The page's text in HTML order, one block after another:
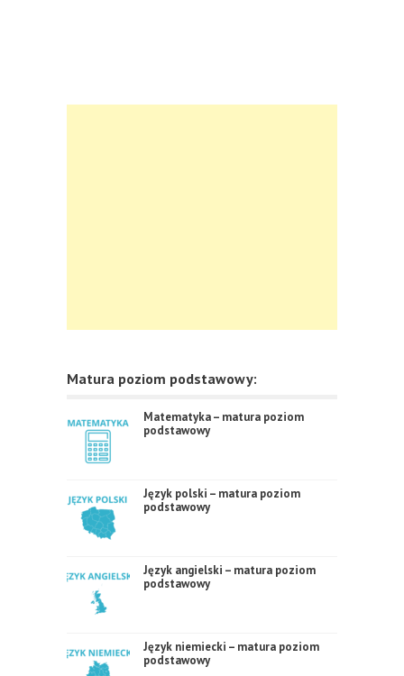
Matura poziom podstawowy:
Matematyka – matura poziom
podstawowy
Język polski – matura poziom
podstawowy
Język angielski – matura poziom
podstawowy
Język niemiecki – matura poziom
podstawowy